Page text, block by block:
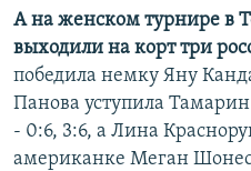
А на женском турнире в
выходили на корт три
победила немку Яну
Панова уступила
- 0:6, 3:6, а Лина
американке Меган